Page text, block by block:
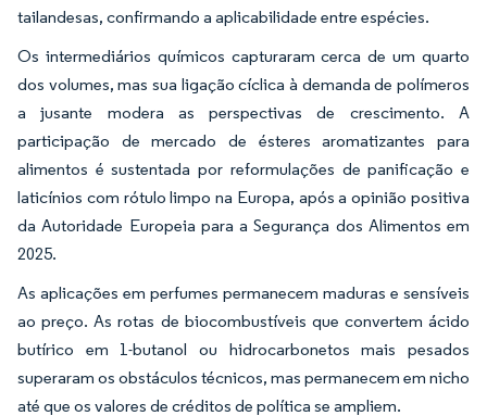
tailandesas, confirmando a aplicabilidade entre espécies.
Os intermediários químicos capturaram cerca de um quarto
dos volumes, mas sua ligação cíclica à demanda de polímeros
a jusante modera as perspectivas de crescimento. A
participação de mercado de ésteres aromatizantes para
alimentos é sustentada por reformulações de panificação e
laticínios com rótulo limpo na Europa, após a opinião positiva
da Autoridade Europeia para a Segurança dos Alimentos em
2025.
As aplicações em perfumes permanecem maduras e sensíveis
ao preço. As rotas de biocombustíveis que convertem ácido
butírico em 1-butanol ou hidrocarbonetos mais pesados
superaram os obstáculos técnicos, mas permanecem em nicho
até que os valores de créditos de política se ampliem.